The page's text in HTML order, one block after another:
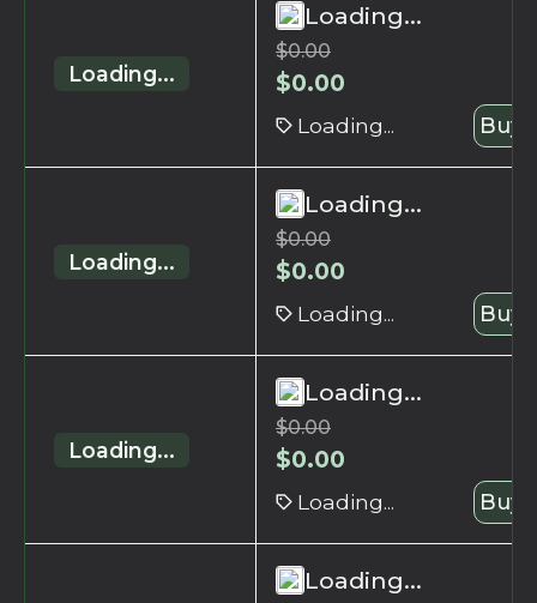
Loading...
Loading...
$0.00
$0.00
Loading... Buy
Loading...
Loading...
$0.00
$0.00
Loading... Buy
Loading...
Loading...
$0.00
$0.00
Loading... Buy
Loading...